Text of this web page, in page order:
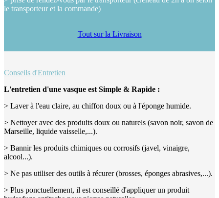
le transporteur et la commande)
Tout sur la Livraison
Conseils d'Entretien
L'entretien d'une vasque est Simple & Rapide :
> Laver à l'eau claire, au chiffon doux ou à l'éponge humide.
> Nettoyer avec des produits doux ou naturels (savon noir, savon de
Marseille, liquide vaisselle,...).
> Bannir les produits chimiques ou corrosifs (javel, vinaigre,
alcool...).
> Ne pas utiliser des outils à récurer (brosses, éponges abrasives,...).
> Plus ponctuellement, il est conseillé d'appliquer un produit